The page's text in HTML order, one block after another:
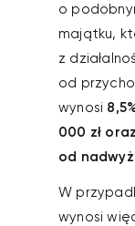
o
majątku,
z
od
wynosi
000 zł
od
W
wynosi